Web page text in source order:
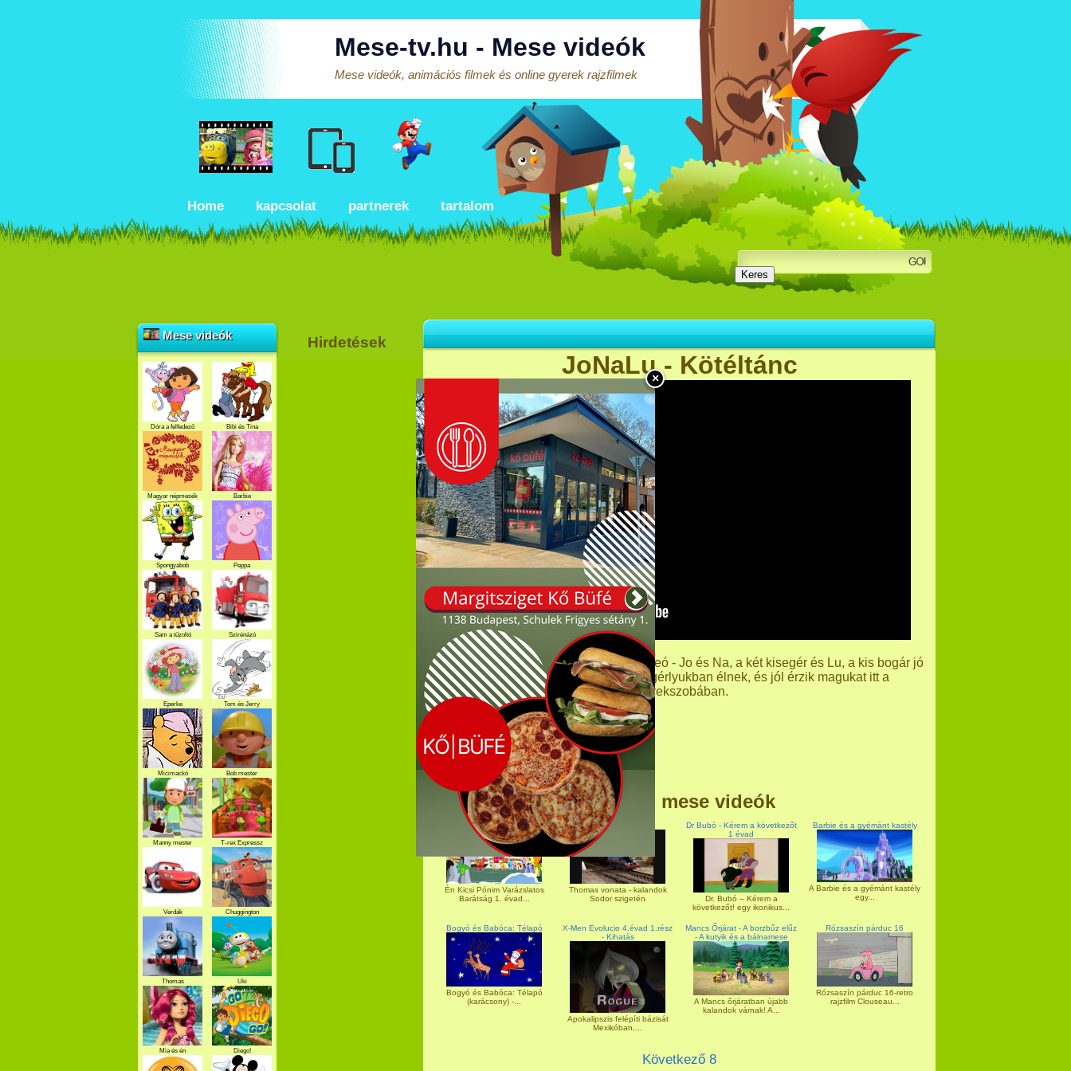
Mese-tv.hu - Mese videók
Mese videók, animációs filmek és online gyerek rajzfilmek
Home kapcsolat partnerek tartalom
JoNaLu - Kötéltánc
JoNaLu magyarul - Kötéltánc mese videó - Jo és Na, a két kisegér és Lu, a kis bogár jó
barátok. Paul szobájából nyíló egérlyukban élnek, és jól érzik magukat itt a
gyerekszobában.
További mese videók
Én Kicsi Pónim - Téltakarítás
Én Kicsi Pónim Varázslatos
Barátság 1. évad...
Thomas vonata
Thomas vonata - kalandok
Sodor szigetén
Dr Bubó - Kérem a következőt
1 évad
Dr. Bubó – Kérem a
következőt! egy ikonikus...
Barbie és a gyémánt kastély
A Barbie és a gyémánt kastély
egy...
Bogyó és Babóca: Télapó
Bogyó és Babóca: Télapó
(karácsony) -...
X-Men Evolucio 4.évad 1.rész
- Kihatás
Apokalipszis felépíti bázisát
Mexikóban,...
Mancs Őrjárat - A borzbűz elűz
- A kutyik és a bálnamese
A Mancs őrjáratban újabb
kalandok várnak! A...
Rózsaszín párduc 16
Rózsaszín párduc 16-retro
rajzfilm Clouseau...
Következő 8
Mese videók
Dóra a felfedező Bibi és Tina
Magyar népmesék Barbie
Spongyabob Peppa
Sam a tűzoltó
Szirénázó
szupercsapat
Eperke Tom és Jerry
Micimackó Bob mester
Manny mester T-rex Expressz
Verdák Chuggington
Thomas Uki
Mia és én Diego!
Hirdetések
×